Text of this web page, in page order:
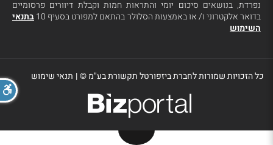
נפרדת, בנושאים סיכום יומי והתראות חמות וקבלת דיוורים פרסומיים
בדואר אלקטרוני ו/ או באמצעות הסלולר בהתאם למפורט בסעיף 10
בתנאי
השימוש
כל הזכויות שמורות לחברת ביזפורטל תקשורת בע"מ ©| תנאי שימוש